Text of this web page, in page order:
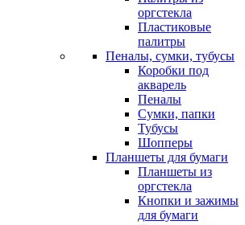
оргстекла
Пластиковые
палитры
Пеналы, сумки, тубусы
Коробки под
акварель
Пеналы
Сумки, папки
Тубусы
Шопперы
Планшеты для бумаги
Планшеты из
оргстекла
Кнопки и зажимы
для бумаги